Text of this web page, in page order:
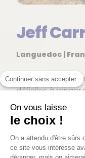
Continuer sans accepter
On vous laisse
le choix !
On a attendu d'être sûrs
ce site vous intéresse
Jeff
Languedoc |
Jeff Carrel fait
difficiles à ranger
conseil devenu
avec des
du Sud-Ouest
sincères et